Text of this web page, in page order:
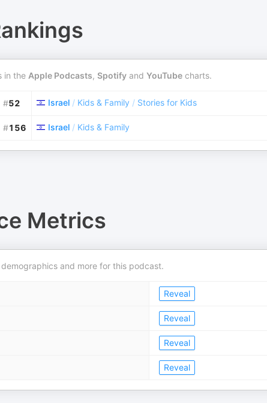
in the Apple Podcasts, Spotify and YouTube charts.
#52 Israel / Kids & Family / Stories for Kids
#156 Israel / Kids & Family
Metrics
and more for this podcast.
Reveal
Reveal
Reveal
Reveal